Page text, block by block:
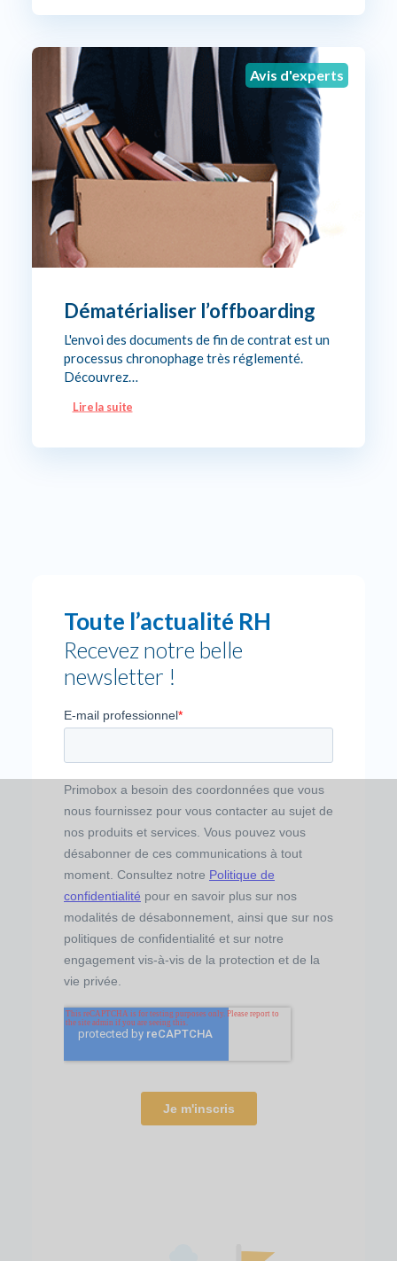
Avis d'experts
Dématérialiser l’offboarding
L'envoi des documents de fin de contrat est un
processus chronophage très réglementé.
Découvrez…
Lire la suite
Toute l’actualité RH
Recevez notre belle
newsletter !